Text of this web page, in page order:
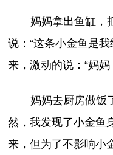
妈妈拿出鱼缸，
说：“这条小金鱼是
来，激动的说：“妈妈
妈妈去厨房做饭
然，我发现了小金鱼
来，但为了不影响小